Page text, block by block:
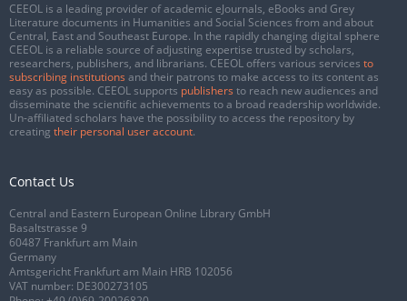
CEEOL is a leading provider of academic eJournals, eBooks and Grey
Literature documents in Humanities and Social Sciences from and about
Central, East and Southeast Europe. In the rapidly changing digital sphere
CEEOL is a reliable source of adjusting expertise trusted by scholars,
researchers, publishers, and librarians. CEEOL offers various services to
subscribing institutions and their patrons to make access to its content as
easy as possible. CEEOL supports publishers to reach new audiences and
disseminate the scientific achievements to a broad readership worldwide.
Un-affiliated scholars have the possibility to access the repository by
creating their personal user account.
Contact Us
Central and Eastern European Online Library GmbH
Basaltstrasse 9
60487 Frankfurt am Main
Germany
Amtsgericht Frankfurt am Main HRB 102056
VAT number: DE300273105